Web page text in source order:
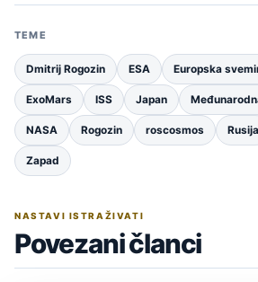
TEME
Dmitrij Rogozin ESA Europska
ExoMars ISS Japan
NASA Rogozin roscosmos Rusija
Zapad
NASTAVI ISTRAŽIVATI
Povezani članci